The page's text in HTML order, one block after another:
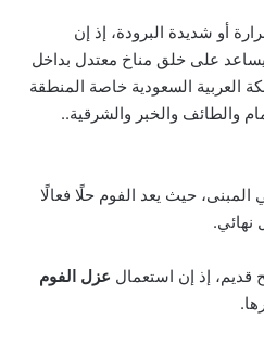
أو شديدة البرودة، إذ إن
على خلق مناخ معتدل بداخل
العربية السعودية خاصة المنطقة
والطائف والخبر والشرقية..
حيث يعد الفوم حلًا فعالًا
نهائي.
قديم، إذ إن استعمال عزل الفوم